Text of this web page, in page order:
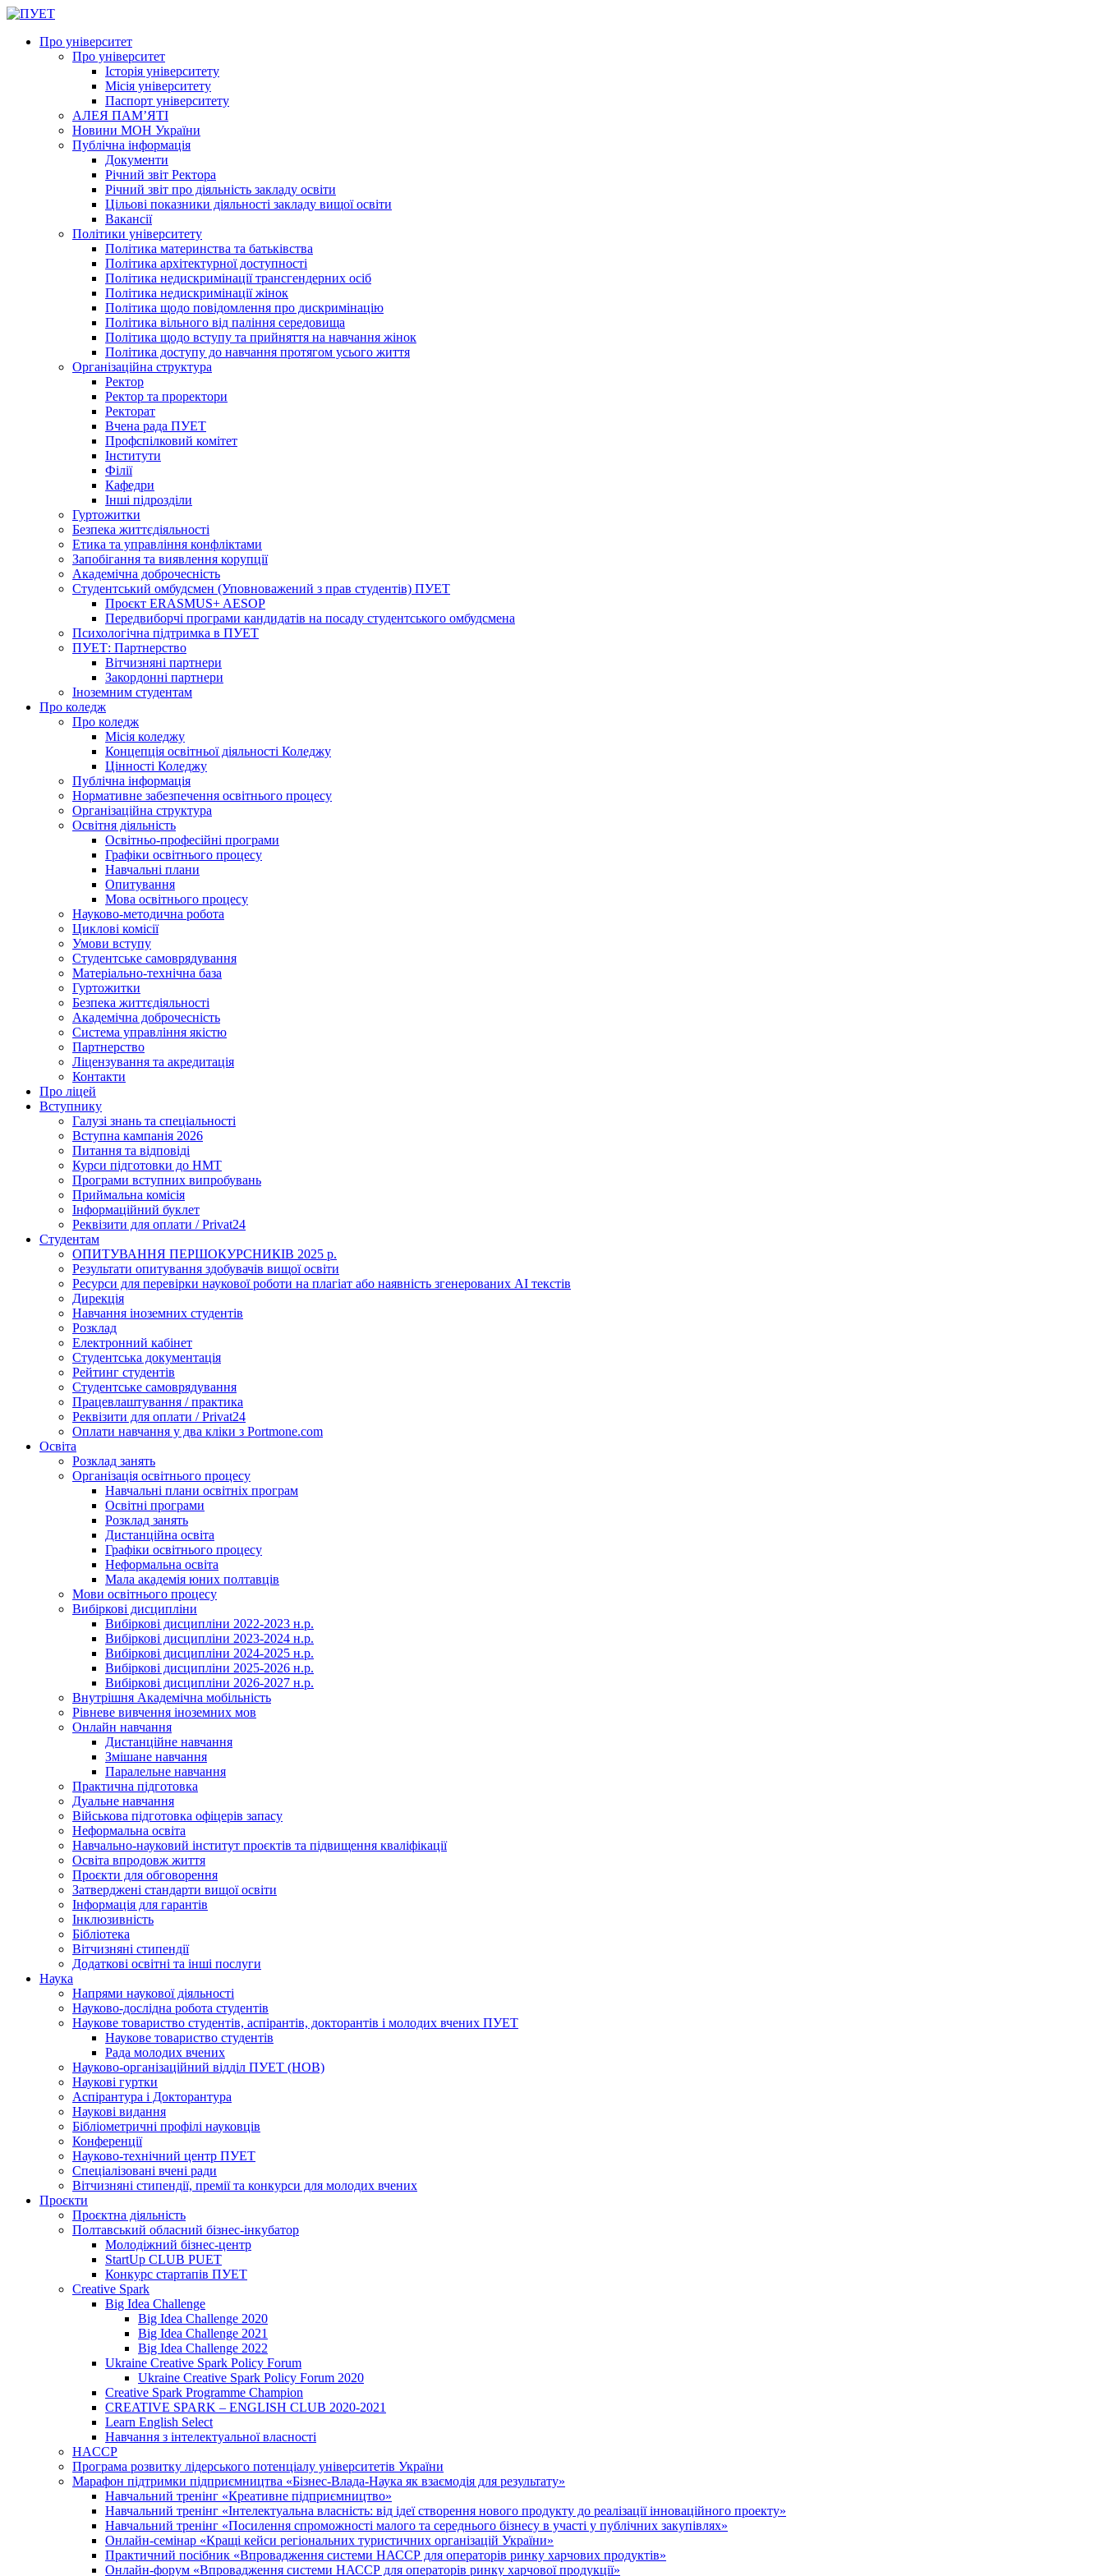
Про університет
Про університет
Історія університету
Місія університету
Паспорт університету
АЛЕЯ ПАМ’ЯТІ
Новини МОН України
Публічна інформація
Документи
Річний звіт Ректора
Річний звіт про діяльність закладу освіти
Цільові показники діяльності закладу вищої освіти
Вакансії
Політики університету
Політика материнства та батьківства
Політика архітектурної доступності
Політика недискримінації трансгендерних осіб
Політика недискримінації жінок
Політика щодо повідомлення про дискримінацію
Політика вільного від паління середовища
Політика щодо вступу та прийняття на навчання жінок
Політика доступу до навчання протягом усього життя
Організаційна структура
Ректор
Ректор та проректори
Ректорат
Вчена рада ПУЕТ
Профспілковий комітет
Інститути
Філії
Кафедри
Інші підрозділи
Гуртожитки
Безпека життєдіяльності
Етика та управління конфліктами
Запобігання та виявлення корупції
Академічна доброчесність
Студентський омбудсмен (Уповноважений з прав студентів) ПУЕТ
Проєкт ERASMUS+ AESOP
Передвиборчі програми кандидатів на посаду студентського омбудсмена
Психологічна підтримка в ПУЕТ
ПУЕТ: Партнерство
Вітчизняні партнери
Закордонні партнери
Іноземним студентам
Про коледж
Про коледж
Місія коледжу
Концепція освітньої діяльності Коледжу
Цінності Коледжу
Публічна інформація
Нормативне забезпечення освітнього процесу
Організаційна структура
Освітня діяльність
Освітньо-професійні програми
Графіки освітнього процесу
Навчальні плани
Опитування
Мова освітнього процесу
Науково-методична робота
Циклові комісії
Умови вступу
Студентське самоврядування
Матеріально-технічна база
Гуртожитки
Безпека життєдіяльності
Академічна доброчесність
Система управління якістю
Партнерство
Ліцензування та акредитація
Контакти
Про ліцей
Вступнику
Галузі знань та спеціальності
Вступна кампанія 2026
Питання та відповіді
Курси підготовки до НМТ
Програми вступних випробувань
Приймальна комісія
Інформаційний буклет
Реквізити для оплати / Privat24
Студентам
ОПИТУВАННЯ ПЕРШОКУРСНИКІВ 2025 р.
Результати опитування здобувачів вищої освіти
Ресурси для перевірки наукової роботи на плагіат або наявність згенерованих АІ текстів
Дирекція
Навчання іноземних студентів
Розклад
Електронний кабінет
Студентська документація
Рейтинг студентів
Студентське самоврядування
Працевлаштування / практика
Реквізити для оплати / Privat24
Оплати навчання у два кліки з Portmone.com
Освіта
Розклад занять
Організація освітнього процесу
Навчальні плани освітніх програм
Освітні програми
Розклад занять
Дистанційна освіта
Графіки освітнього процесу
Неформальна освіта
Мала академія юних полтавців
Мови освітнього процесу
Вибіркові дисципліни
Вибіркові дисципліни 2022-2023 н.р.
Вибіркові дисципліни 2023-2024 н.р.
Вибіркові дисципліни 2024-2025 н.р.
Вибіркові дисципліни 2025-2026 н.р.
Вибіркові дисципліни 2026-2027 н.р.
Внутрішня Академічна мобільність
Рівневе вивчення іноземних мов
Онлайн навчання
Дистанційне навчання
Змішане навчання
Паралельне навчання
Практична підготовка
Дуальне навчання
Військова підготовка офіцерів запасу
Неформальна освіта
Навчально-науковий інститут проєктів та підвищення кваліфікації
Освіта впродовж життя
Проєкти для обговорення
Затверджені стандарти вищої освіти
Інформація для гарантів
Інклюзивність
Бібліотека
Вітчизняні стипендії
Додаткові освітні та інші послуги
Наука
Напрями наукової діяльності
Науково-дослідна робота студентів
Наукове товариство студентів, аспірантів, докторантів і молодих вчених ПУЕТ
Наукове товариство студентів
Рада молодих вчених
Науково-організаційний відділ ПУЕТ (НОВ)
Наукові гуртки
Аспірантура і Докторантура
Наукові видання
Бібліометричні профілі науковців
Конференції
Науково-технічний центр ПУЕТ
Спеціалізовані вчені ради
Вітчизняні стипендії, премії та конкурси для молодих вчених
Проєкти
Проєктна діяльність
Полтавський обласний бізнес-інкубатор
Молодіжний бізнес-центр
StartUp CLUB PUET
Конкурс стартапів ПУЕТ
Creative Spark
Big Idea Challenge
Big Idea Challenge 2020
Big Idea Challenge 2021
Big Idea Challenge 2022
Ukraine Creative Spark Policy Forum
Ukraine Creative Spark Policy Forum 2020
Creative Spark Programme Champion
CREATIVE SPARK – ENGLISH CLUB 2020-2021
Learn English Select
Навчання з інтелектуальної власності
HACCP
Програма розвитку лідерського потенціалу університетів України
Марафон підтримки підприємництва «Бізнес-Влада-Наука як взаємодія для результату»
Навчальний тренінг «Креативне підприємництво»
Навчальний тренінг «Інтелектуальна власність: від ідеї створення нового продукту до реалізації інноваційного проекту»
Навчальний тренінг «Посилення спроможності малого та середнього бізнесу в участі у публічних закупівлях»
Онлайн-семінар «Кращі кейси регіональних туристичних організацій України»
Практичний посібник «Впровадження системи НАССР для операторів ринку харчових продуктів»
Онлайн-форум «Впровадження системи НАССР для операторів ринку харчової продукції»